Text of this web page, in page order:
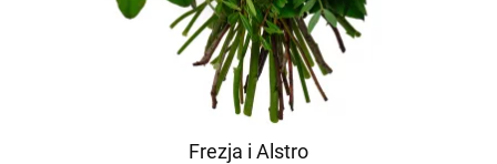
Frezja i Alstro